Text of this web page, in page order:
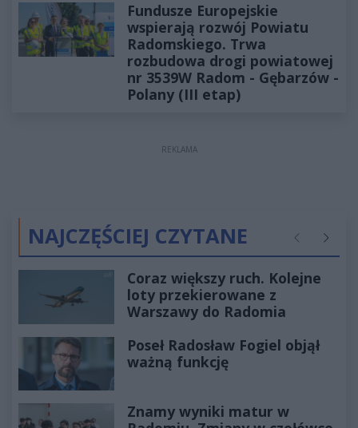
Fundusze Europejskie
wspierają rozwój Powiatu
Radomskiego. Trwa
rozbudowa drogi powiatowej
nr 3539W Radom - Gębarzów -
Polany (III etap)
REKLAMA
NAJCZĘŚCIEJ CZYTANE Poprzednie
Coraz większy ruch. Kolejne
loty przekierowane z
Warszawy do Radomia
Poseł Radosław Fogiel objął
ważną funkcję
Znamy wyniki matur w